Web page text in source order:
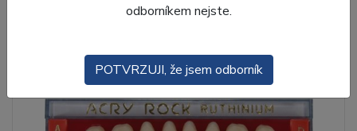
odborníkem nejste.
POTVRZUJI, že jsem odborník